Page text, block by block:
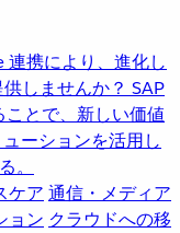
連携により、進化し
しませんか？ SAP
とで、新しい価値
ーションを活用し
。
ケア 通信・メディア
ョン クラウドへの移